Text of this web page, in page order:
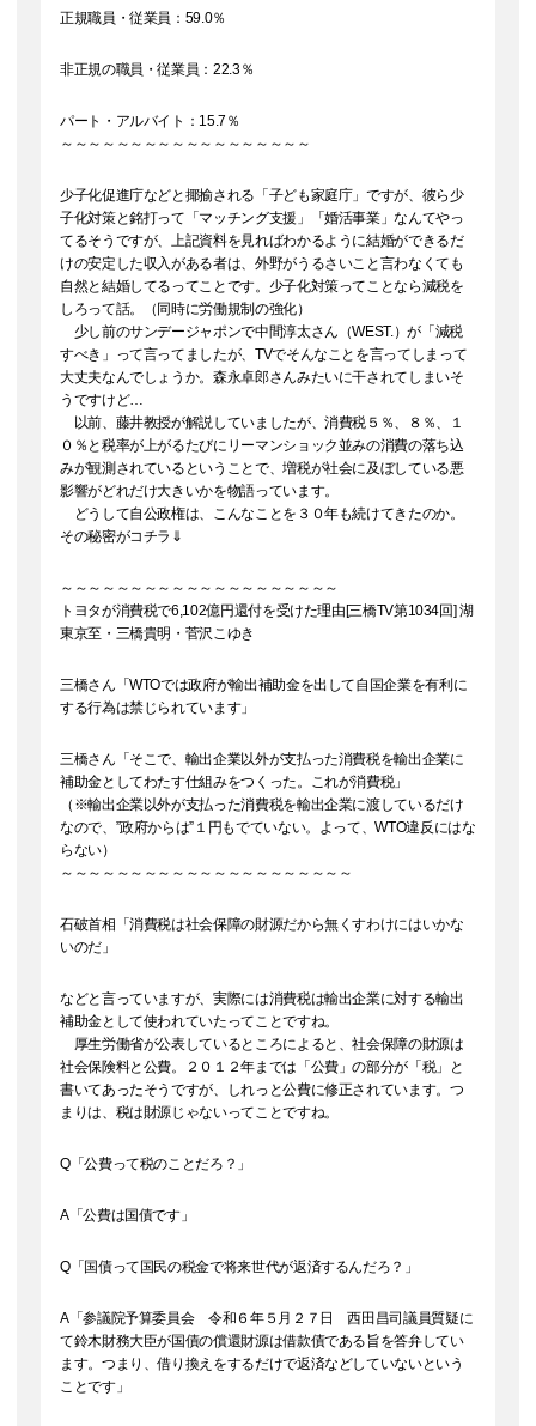
正規職員・従業員：59.0％
非正規の職員・従業員：22.3％
パート・アルバイト：15.7％
～～～～～～～～～～～～～～～～～～
少子化促進庁などと揶揄される「子ども家庭庁」ですが、彼ら少
子化対策と銘打って「マッチング支援」「婚活事業」なんてやっ
てるそうですが、上記資料を見ればわかるように結婚ができるだ
けの安定した収入がある者は、外野がうるさいこと言わなくても
自然と結婚してるってことです。少子化対策ってことなら減税を
しろって話。（同時に労働規制の強化）
少し前のサンデージャポンで中間淳太さん（WEST.）が「減税
すべき」って言ってましたが、TVでそんなことを言ってしまって
大丈夫なんでしょうか。森永卓郎さんみたいに干されてしまいそ
うですけど…
以前、藤井教授が解説していましたが、消費税５％、８％、１
０％と税率が上がるたびにリーマンショック並みの消費の落ち込
みが観測されているということで、増税が社会に及ぼしている悪
影響がどれだけ大きいかを物語っています。
どうして自公政権は、こんなことを３０年も続けてきたのか。
その秘密がコチラ⇓
～～～～～～～～～～～～～～～～～～～～
トヨタが消費税で6,102億円還付を受けた理由[三橋TV第1034回] 湖
東京至・三橋貴明・菅沢こゆき
三橋さん「WTOでは政府が輸出補助金を出して自国企業を有利に
する行為は禁じられています」
三橋さん「そこで、輸出企業以外が支払った消費税を輸出企業に
補助金としてわたす仕組みをつくった。これが消費税」
（※輸出企業以外が支払った消費税を輸出企業に渡しているだけ
なので、”政府からは”１円もでていない。よって、WTO違反にはな
らない）
～～～～～～～～～～～～～～～～～～～～～
石破首相「消費税は社会保障の財源だから無くすわけにはいかな
いのだ」
などと言っていますが、実際には消費税は輸出企業に対する輸出
補助金として使われていたってことですね。
厚生労働省が公表しているところによると、社会保障の財源は
社会保険料と公費。２０１２年までは「公費」の部分が「税」と
書いてあったそうですが、しれっと公費に修正されています。つ
まりは、税は財源じゃないってことですね。
Q「公費って税のことだろ？」
A「公費は国債です」
Q「国債って国民の税金で将来世代が返済するんだろ？」
A「参議院予算委員会 令和６年５月２７日 西田昌司議員質疑に
て鈴木財務大臣が国債の償還財源は借款債である旨を答弁してい
ます。つまり、借り換えをするだけで返済などしていないという
ことです」